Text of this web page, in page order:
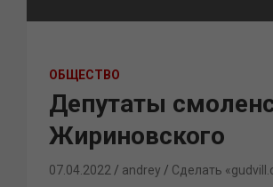
ОБЩЕСТВО
Депутаты
Жириновского
07.04.2022 andrey Сделать